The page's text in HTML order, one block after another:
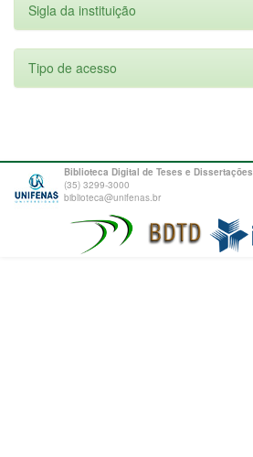
Sigla da instituição
Tipo de acesso
Biblioteca Digital de Teses e Dissertações
(35) 3299-3000
biblioteca@unifenas.br